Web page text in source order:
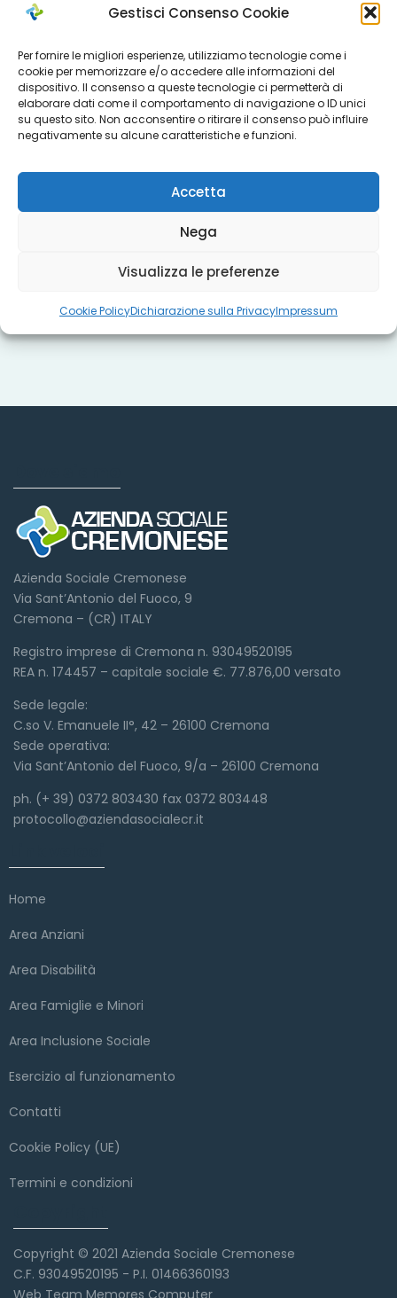
Gestisci Consenso Cookie
Per fornire le migliori esperienze, utilizziamo tecnologie come i
cookie per memorizzare e/o accedere alle informazioni del
dispositivo. Il consenso a queste tecnologie ci permetterà di
elaborare dati come il comportamento di navigazione o ID unici
su questo sito. Non acconsentire o ritirare il consenso può influire
negativamente su alcune caratteristiche e funzioni.
Accetta
Nega
Visualizza le preferenze
Cookie PolicyDichiarazione sulla PrivacyImpressum
Servizi
Progetti
Misure regionali
Azienda Sociale Cremonese
Via Sant’Antonio del Fuoco, 9
Cremona – (CR) ITALY
Registro imprese di Cremona n. 93049520195
REA n. 174457 – capitale sociale €. 77.876,00 versato
Sede legale:
C.so V. Emanuele II°, 42 – 26100 Cremona
Sede operativa:
Via Sant’Antonio del Fuoco, 9/a – 26100 Cremona
ph. (+ 39) 0372 803430 fax 0372 803448
protocollo@aziendasocialecr.it
Home
Area Anziani
Area Disabilità
Area Famiglie e Minori
Area Inclusione Sociale
Esercizio al funzionamento
Contatti
Cookie Policy (UE)
Termini e condizioni
Copyright © 2021 Azienda Sociale Cremonese
C.F. 93049520195 - P.I. 01466360193
Web Team Memores Computer